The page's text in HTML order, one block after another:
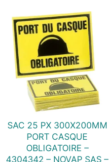
SAC 25 PX 300X200MM
PORT CASQUE
OBLIGATOIRE –
4304342 – NOVAP SAS –